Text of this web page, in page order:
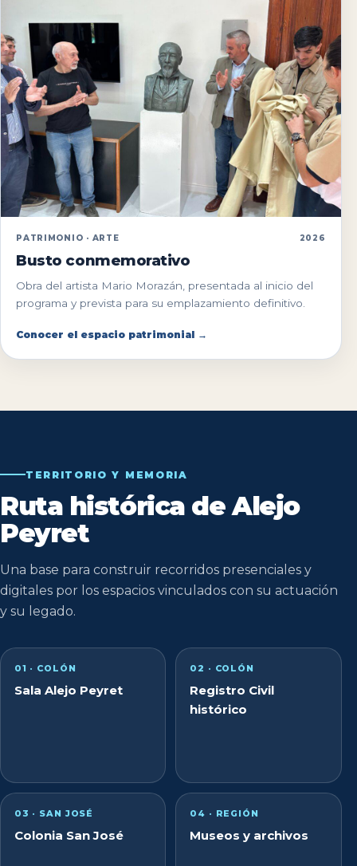
PATRIMONIO · ARTE 2026
Busto conmemorativo
Obra del artista Mario Morazán, presentada al inicio del
programa y prevista para su emplazamiento definitivo.
Conocer el espacio patrimonial →
TERRITORIO Y MEMORIA
Ruta histórica de Alejo
Peyret
Una base para construir recorridos presenciales y
digitales por los espacios vinculados con su actuación
y su legado.
01 · COLÓN
Sala Alejo Peyret
02 · COLÓN
Registro Civil
histórico
03 · SAN JOSÉ
Colonia San José
04 · REGIÓN
Museos y archivos